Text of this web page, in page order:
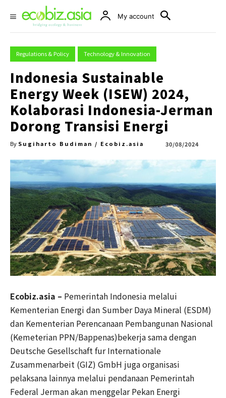
My account
Regulations & Policy Technology & Innovation
Indonesia Sustainable
Energy Week (ISEW) 2024,
Kolaborasi Indonesia-Jerman
Dorong Transisi Energi
By Sugiharto Budiman / Ecobiz.asia 30/08/2024
Ecobiz.asia – Pemerintah Indonesia melalui
Kementerian Energi dan Sumber Daya Mineral (ESDM)
dan Kementerian Perencanaan Pembangunan Nasional
(Kemeterian PPN/Bappenas)bekerja sama dengan
Deutsche Gesellschaft fur Internationale
Zusammenarbeit (GIZ) GmbH juga organisasi
pelaksana lainnya melalui pendanaan Pemerintah
Federal Jerman akan menggelar Pekan Energi